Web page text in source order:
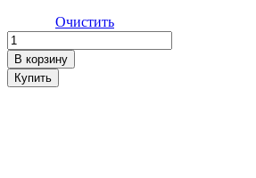
Очистить
Пиджак
quantity
В корзину
Купить